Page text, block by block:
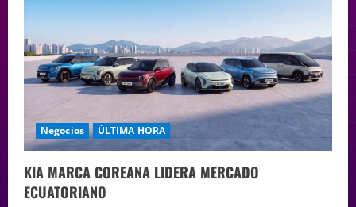
Negocios ÚLTIMA HORA
KIA MARCA COREANA LIDERA MERCADO
ECUATORIANO